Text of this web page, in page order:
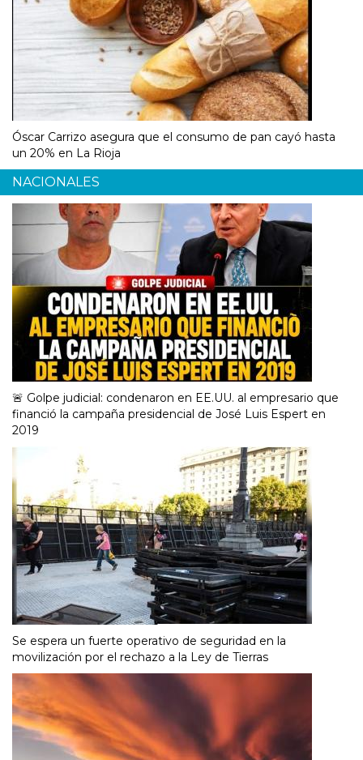
Óscar Carrizo asegura que el consumo de pan cayó hasta
un 20% en La Rioja
NACIONALES
🚨 Golpe judicial: condenaron en EE.UU. al empresario que
financió la campaña presidencial de José Luis Espert en
2019
Se espera un fuerte operativo de seguridad en la
movilización por el rechazo a la Ley de Tierras